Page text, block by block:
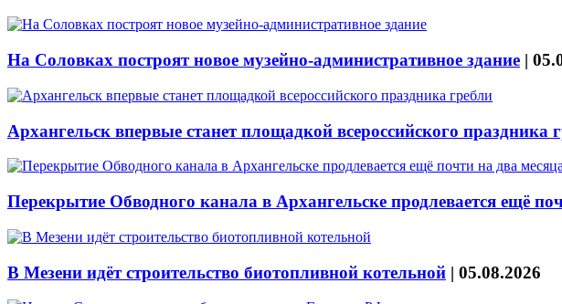
На Соловках построят новое музейно-административное здание |
Архангельск впервые станет площадкой всероссийского праздника
Перекрытие Обводного канала в Архангельске продлевается ещё
В Мезени идёт строительство биотопливной котельной | 05.08.2026